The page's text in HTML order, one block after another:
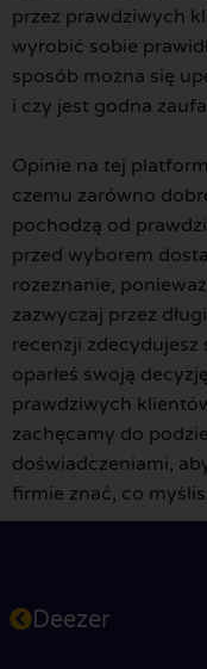
przez prawdziwych
wyrobić sobie
sposób można się
i czy jest godna
Opinie na tej
czemu zarówno
pochodzą od
przed wyborem
rozeznanie,
zazwyczaj przez
recenzji zdecydujesz
oparłeś swoją
prawdziwych
zachęcamy do
doświadczeniami,
firmie znać, co
Deezer